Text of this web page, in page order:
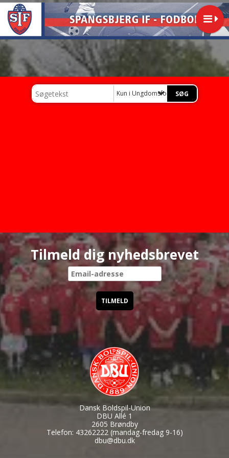
Kun i Ungdomsfodbold
Tilmeld dig nyhedsbrevet
Dansk Boldspil-Union
DBU Allé 1
2605 Brøndby
Telefon: 43262222 (mandag-fredag 9-16)
dbu@dbu.dk